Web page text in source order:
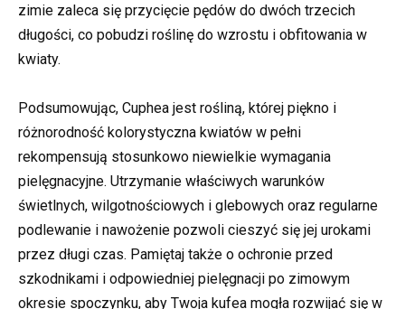
zimie zaleca się przycięcie pędów do dwóch trzecich
długości, co pobudzi roślinę do wzrostu i obfitowania w
kwiaty.
Podsumowując, Cuphea jest rośliną, której piękno i
różnorodność kolorystyczna kwiatów w pełni
rekompensują stosunkowo niewielkie wymagania
pielęgnacyjne. Utrzymanie właściwych warunków
świetlnych, wilgotnościowych i glebowych oraz regularne
podlewanie i nawożenie pozwoli cieszyć się jej urokami
przez długi czas. Pamiętaj także o ochronie przed
szkodnikami i odpowiedniej pielęgnacji po zimowym
okresie spoczynku, aby Twoja kufea mogła rozwijać się w